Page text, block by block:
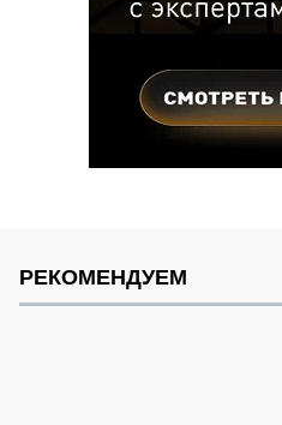
РЕКОМЕНДУЕМ